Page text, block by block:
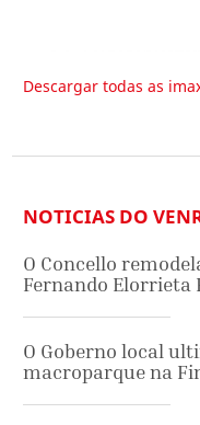
Descargar todas as
NOTICIAS DO
O Concello
Fernando Elorrieta
O Goberno local
macroparque na